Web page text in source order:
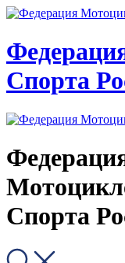
Спорта
Спорта